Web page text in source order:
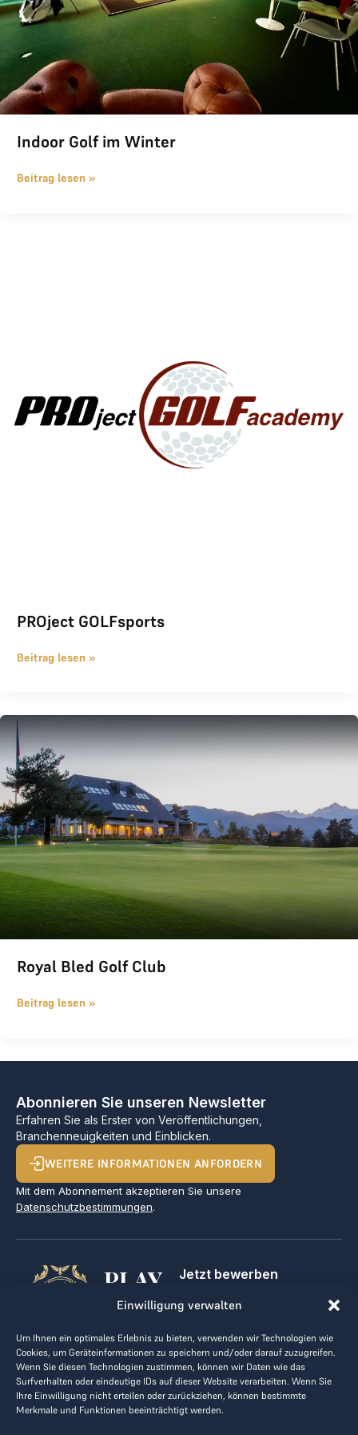
Einwilligung verwalten
Um Ihnen ein optimales Erlebnis zu bieten, verwenden wir Technologien wie
Cookies, um Geräteinformationen zu speichern und/oder darauf zuzugreifen.
Wenn Sie diesen Technologien zustimmen, können wir Daten wie das
Surfverhalten oder eindeutige IDs auf dieser Website verarbeiten. Wenn Sie
Ihre Einwilligung nicht erteilen oder zurückziehen, können bestimmte
Merkmale und Funktionen beeinträchtigt werden.
Indoor Golf im Winter
Beitrag lesen »
PROject GOLFsports
Beitrag lesen »
Royal Bled Golf Club
Royal Bled Golf Club
Beitrag lesen »
Abonnieren Sie unseren Newsletter
Erfahren Sie als Erster von Veröffentlichungen,
Branchenneuigkeiten und Einblicken.
WEITERE INFORMATIONEN ANFORDERN
Mit dem Abonnement akzeptieren Sie unsere
Datenschutzbestimmungen.
PLAY
GOLF,
MAKE
BUSINESS
Jetzt bewerben
Kontakt
AGB
Datenrichtlinie
kontakt@the-loge.com
Unser freundliches Team hilft Ihnen gerne weiter.